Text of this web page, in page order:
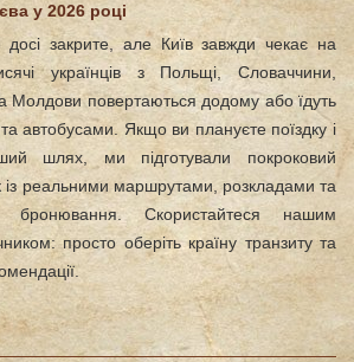
у 2026 році
закрите, але Київ завжди чекає на
українців з Польщі, Словаччини,
Молдови повертаються додому або їдуть
автобусами. Якщо ви плануєте поїздку і
шлях, ми підготували покроковий
із реальними маршрутами, розкладами та
бронювання. Скористайтеся нашим
просто оберіть країну транзиту та